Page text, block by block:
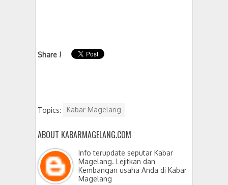
Share !
Topics: Kabar Magelang
ABOUT KABARMAGELANG.COM
Info terupdate seputar Kabar
Magelang. Lejitkan dan
Kembangan usaha Anda di Kabar
Magelang